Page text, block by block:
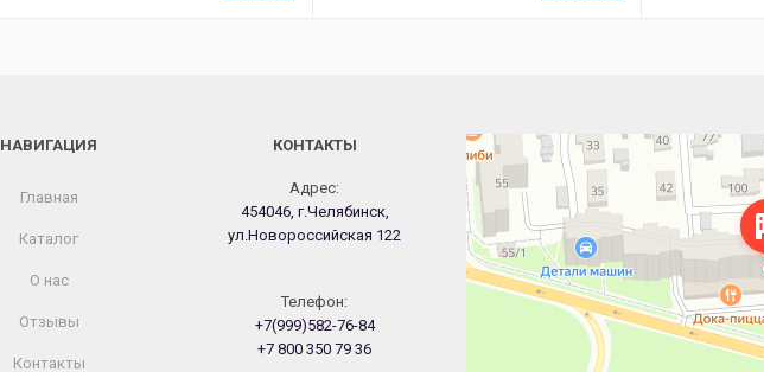
НАВИГАЦИЯ
Главная
Каталог
О нас
Отзывы
Контакты
КОНТАКТЫ
Адрес:
454046, г.Челябинск,
ул.Новороссийская 122
Телефон:
+7(999)582-76-84
+7 800 350 79 36
Челябинск
Новороссийская улица, 122 — Яндекс.Карты